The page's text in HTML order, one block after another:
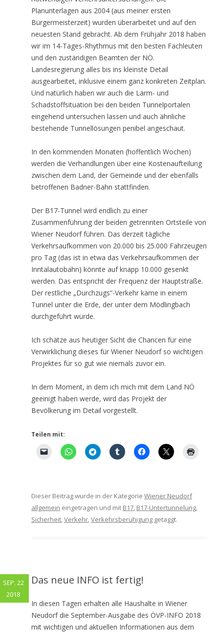
Planunterlagen aus 2004 (aus meiner ersten
Bürgermeisterzeit) wurden überarbeitet und auf den
neuesten Stand gebracht. Ab dem Frühjahr 2018 haben
wir im 14-Tages-Rhythmus mit den besten Fachleuten
und den zuständigen Beamten der NÖ.
Landesregierung alles bis ins kleinste Detail
ausgearbeitet, inklusive einem ganz konkreten Zeitplan.
Und natürlich haben wir auch die Lärm- und
Schadstoffsituation bei den beiden Tunnelportalen
eingehend untersuchen lassen und auch ähnliche
bestehende Tunnellösungen penibel angeschaut.
In den kommenden Monaten (hoffentlich Wochen)
werden die Verhandlungen über eine Kostenaufteilung
zwischen dem Land, der Gemeinde und der ebenfalls
betroffenen Badner-Bahn stattfinden.
Der B17-Tunnel wird endlich zu einer
Zusammenführung der beiden getrennten Ortsteile von
Wiener Neudorf führen. Das derzeit tägliche
Verkehrsaufkommen von 20.000 bis 25.000 Fahrzeugen
pro Tag (das ist in etwa das Verkehrsaufkommen der
Inntalautobahn) könnte auf knapp 10.000 gesenkt
werden. Das entspricht der Frequenz der Hauptstraße.
Der restliche „Durchzugs“-Verkehr käme in einem
Tunnel unter die Erde, der unter dem Mödlingbach
durchgeführt würde.
Ich schätze aus heutiger Sicht die Chancen für eine
Verwirklichung dieses für Wiener Neudorf so wichtigen
Projektes für so gut wie niemals zuvor ein.
In dem Moment, in dem ich mich mit dem Land NÖ
geeinigt haben werde, wird das Projekt der
Bevölkerung im Detail vorgestellt.
Teilen mit:
Dieser Beitrag wurde in der Kategorie Wiener Neudorf
allgemein eingetragen und mit B17, B17-Untertunnelung,
Sicherheit,Verkehr,Verkehrsberuhigung getaggt.
Das neue INFO ist fertig!
In diesen Tagen erhalten alle Haushalte in Wiener
Neudorf die September-Ausgabe des ÖVP-INFO 2018
mit wichtigen und aktuellen Informationen aus dem
SEP. 22
2018